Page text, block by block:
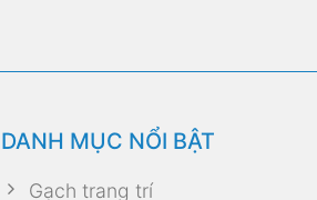
DANH MỤC NỔI BẬT
Gạch trang trí